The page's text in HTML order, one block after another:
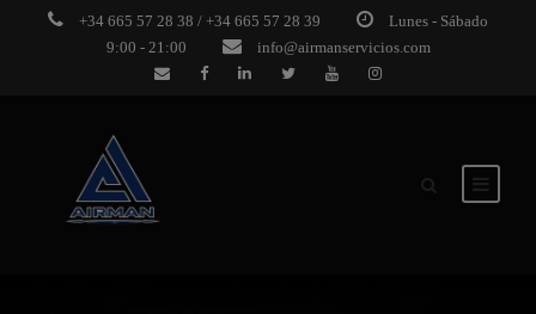
+34 665 57 28 38 / +34 665 57 28 39
Lunes - Sábado
9:00 - 21:00
info@airmanservicios.com